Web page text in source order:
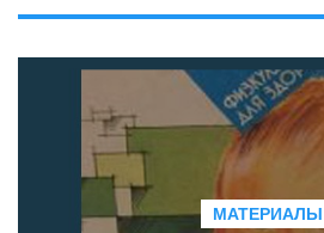
МАТЕРИАЛЫ